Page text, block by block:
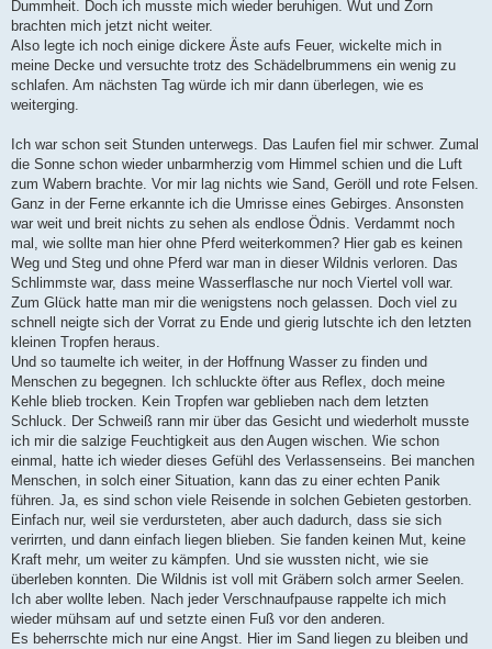
Dummheit. Doch ich musste mich wieder beruhigen. Wut und Zorn
brachten mich jetzt nicht weiter.
Also legte ich noch einige dickere Äste aufs Feuer, wickelte mich in
meine Decke und versuchte trotz des Schädelbrummens ein wenig zu
schlafen. Am nächsten Tag würde ich mir dann überlegen, wie es
weiterging.
Ich war schon seit Stunden unterwegs. Das Laufen fiel mir schwer. Zumal
die Sonne schon wieder unbarmherzig vom Himmel schien und die Luft
zum Wabern brachte. Vor mir lag nichts wie Sand, Geröll und rote Felsen.
Ganz in der Ferne erkannte ich die Umrisse eines Gebirges. Ansonsten
war weit und breit nichts zu sehen als endlose Ödnis. Verdammt noch
mal, wie sollte man hier ohne Pferd weiterkommen? Hier gab es keinen
Weg und Steg und ohne Pferd war man in dieser Wildnis verloren. Das
Schlimmste war, dass meine Wasserflasche nur noch Viertel voll war.
Zum Glück hatte man mir die wenigstens noch gelassen. Doch viel zu
schnell neigte sich der Vorrat zu Ende und gierig lutschte ich den letzten
kleinen Tropfen heraus.
Und so taumelte ich weiter, in der Hoffnung Wasser zu finden und
Menschen zu begegnen. Ich schluckte öfter aus Reflex, doch meine
Kehle blieb trocken. Kein Tropfen war geblieben nach dem letzten
Schluck. Der Schweiß rann mir über das Gesicht und wiederholt musste
ich mir die salzige Feuchtigkeit aus den Augen wischen. Wie schon
einmal, hatte ich wieder dieses Gefühl des Verlassenseins. Bei manchen
Menschen, in solch einer Situation, kann das zu einer echten Panik
führen. Ja, es sind schon viele Reisende in solchen Gebieten gestorben.
Einfach nur, weil sie verdursteten, aber auch dadurch, dass sie sich
verirrten, und dann einfach liegen blieben. Sie fanden keinen Mut, keine
Kraft mehr, um weiter zu kämpfen. Und sie wussten nicht, wie sie
überleben konnten. Die Wildnis ist voll mit Gräbern solch armer Seelen.
Ich aber wollte leben. Nach jeder Verschnaufpause rappelte ich mich
wieder mühsam auf und setzte einen Fuß vor den anderen.
Es beherrschte mich nur eine Angst. Hier im Sand liegen zu bleiben und